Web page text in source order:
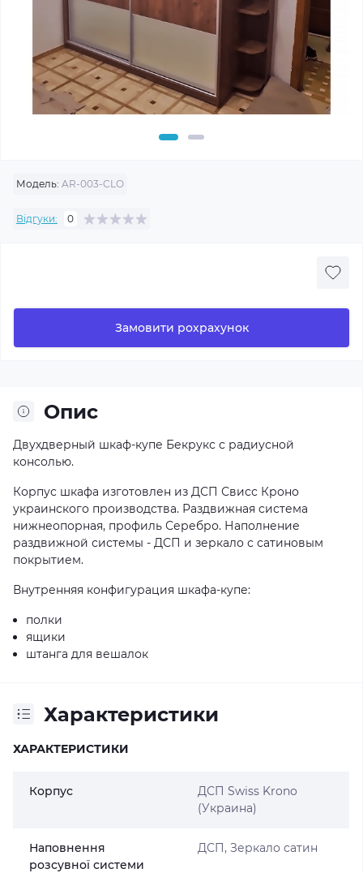
Модель: AR-003-CLO
Відгуки: 0
Замовити рохрахунок
Опис
Двухдверный шкаф-купе Бекрукс с радиусной
консолью.
Корпус шкафа изготовлен из ДСП Свисс Кроно
украинского производства. Раздвижная система
нижнеопорная, профиль Серебро. Наполнение
раздвижной системы - ДСП и зеркало с сатиновым
покрытием.
Внутренняя конфигурация шкафа-купе:
полки
ящики
штанга для вешалок
Характеристики
ХАРАКТЕРИСТИКИ
Корпус
ДСП Swiss Krono
(Украина)
Наповнення
розсувної системи
ДСП, Зеркало сатин